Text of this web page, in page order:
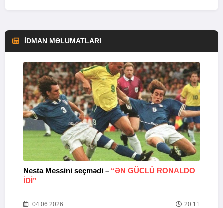
İDMAN MƏLUMATLARI
Nesta Messini seçmədi – “ƏN GÜCLÜ RONALDO
IDI”
04.06.2026 20:11